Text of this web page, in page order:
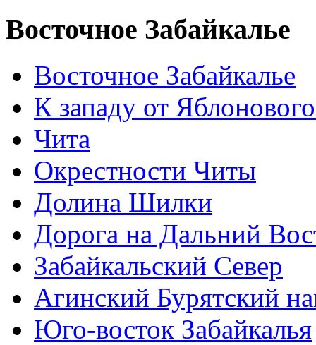
Восточное Забайкалье
Восточное Забайкалье
К западу от
Чита
Окрестности Читы
Долина Шилки
Дорога на Дальний
Забайкальский Север
Агинский Бурятский
Юго-восток Забайкалья